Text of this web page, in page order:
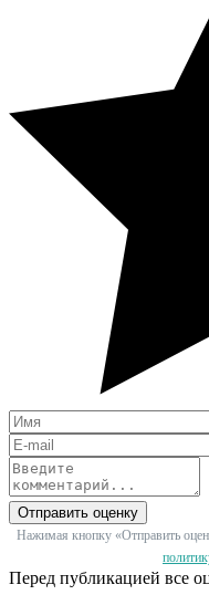
Отправить оценку
Нажимая кнопку «Отправить
Перед публикацией все